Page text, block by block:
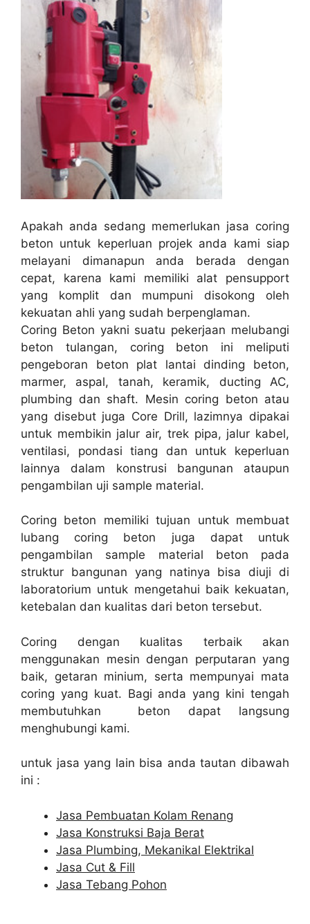
Apakah anda sedang memerlukan jasa coring
beton untuk keperluan projek anda kami siap
melayani dimanapun anda berada dengan
cepat, karena kami memiliki alat pensupport
yang komplit dan mumpuni disokong oleh
kekuatan ahli yang sudah berpenglaman.
Coring Beton yakni suatu pekerjaan melubangi
beton tulangan, coring beton ini meliputi
pengeboran beton plat lantai dinding beton,
marmer, aspal, tanah, keramik, ducting AC,
plumbing dan shaft. Mesin coring beton atau
yang disebut juga Core Drill, lazimnya dipakai
untuk membikin jalur air, trek pipa, jalur kabel,
ventilasi, pondasi tiang dan untuk keperluan
lainnya dalam konstrusi bangunan ataupun
pengambilan uji sample material.
Coring beton memiliki tujuan untuk membuat
lubang coring beton juga dapat untuk
pengambilan sample material beton pada
struktur bangunan yang natinya bisa diuji di
laboratorium untuk mengetahui baik kekuatan,
ketebalan dan kualitas dari beton tersebut.
Coring dengan kualitas terbaik akan
menggunakan mesin dengan perputaran yang
baik, getaran minium, serta mempunyai mata
coring yang kuat. Bagi anda yang kini tengah
membutuhkan beton dapat langsung
menghubungi kami.
untuk jasa yang lain bisa anda tautan dibawah
ini :
Jasa Pembuatan Kolam Renang
Jasa Konstruksi Baja Berat
Jasa Plumbing, Mekanikal Elektrikal
Jasa Cut & Fill
Jasa Tebang Pohon